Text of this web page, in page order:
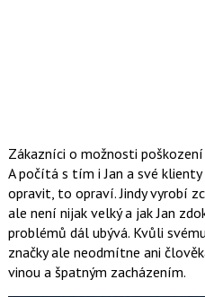
Zákazníci o možnosti
A počítá s tím i Jan a své klienty
opravit, to opraví. Jindy vyrobí
ale není nijak velký a jak Jan
problémů dál ubývá. Kvůli
značky ale neodmítne ani
vinou a špatným zacházením.